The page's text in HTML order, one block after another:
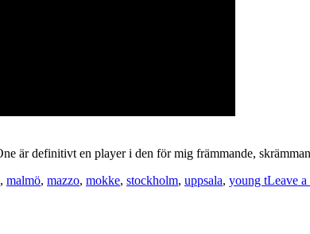
är definitivt en player i den för mig främmande,
, malmö, mazzo, mokke, stockholm, uppsala, young tLeave a